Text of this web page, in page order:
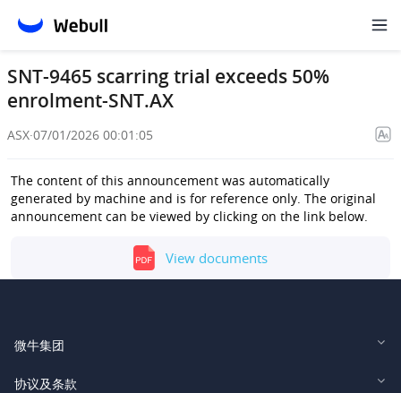
SNT-9465 scarring trial exceeds 50%
enrolment-SNT.AX
ASX·07/01/2026 00:01:05
The content of this announcement was automatically
generated by machine and is for reference only. The original
announcement can be viewed by clicking on the link below.
View documents
微牛集团
Webull Financial LLC (US)
协议及条款